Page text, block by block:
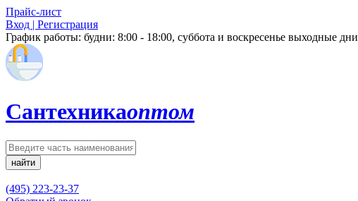
Прайс-лист
Вход | Регистрация
График работы: будни: 8:00 - 18:00, суббота и воскресенье выходные дни
Сантехникаоптом
найти
(495) 223-23-37